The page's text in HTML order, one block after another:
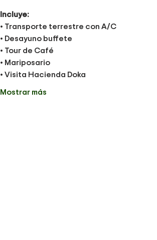
Incluye:
• Transporte terrestre con A/C
• Desayuno buffete
• Tour de Café
• Mariposario
• Visita Hacienda Doka
Mostrar más